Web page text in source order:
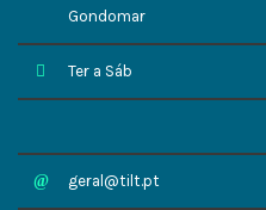
Gondomar
Ter a Sáb
geral@tilt.pt